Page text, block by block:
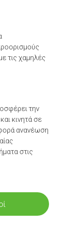
τις χαμηλές
την
κινητά σε
ανανέωση
στις